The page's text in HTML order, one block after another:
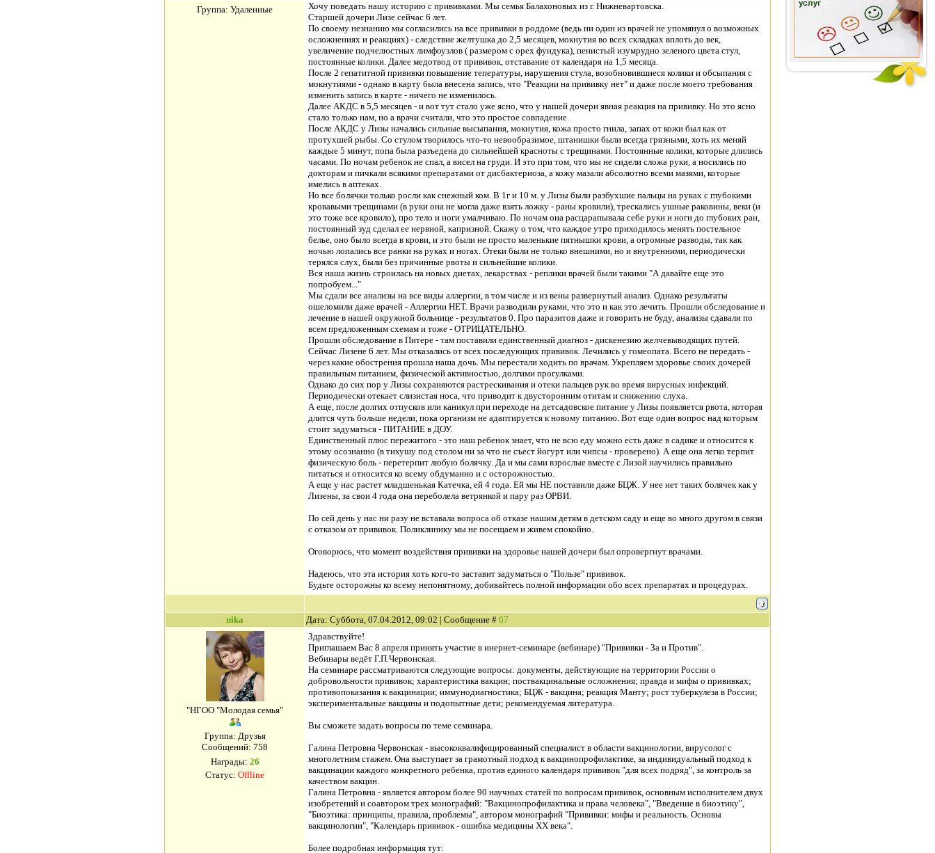
Группа: Удаленные
Хочу поведать нашу историю с прививками. Мы семья Балахоновых из г. Нижневартовска.
Старшей дочери Лизе сейчас 6 лет.
По своему незнанию мы согласились на все прививки в роддоме (ведь ни один из врачей не упомянул о возможных
осложнениях и реакциях) - следствие желтушка до 2,5 месяцев, мокнутия во всех складках вплоть до век,
увеличение подчелюстных лимфоузлов ( размером с орех фундука), пенистый изумрудно зеленого цвета стул,
постоянные колики. Далее медотвод от прививок, отставание от календаря на 1,5 месяца.
После 2 гепатитной прививки повышение тепературы, нарушения стула, возобновившиеся колики и обсыпания с
мокнутиями - однако в карту была внесена запись, что "Реакции на прививку нет" и даже после моего требования
изменить запись в карте - ничего не изменилось.
Далее АКДС в 5,5 месяцев - и вот тут стало уже ясно, что у нашей дочери явная реакция на прививку. Но это ясно
стало только нам, но а врачи считали, что это простое совпадение.
После АКДС у Лизы начались сильные высыпания, мокнутия, кожа просто гнила, запах от кожи был как от
протухшей рыбы. Со стулом творилось что-то невообразимое, штанишки были всегда грязными, хоть их меняй
каждые 5 минут, попа была разъедена до сильнейшей красноты с трещинами. Постоянные колики, которые длились
часами. По ночам ребенок не спал, а висел на груди. И это при том, что мы не сидели сложа руки, а носились по
докторам и пичкали всякими препаратами от дисбактериоза, а кожу мазали абсолютно всеми мазями, которые
имелись в аптеках.
Но все болячки только росли как снежный ком. В 1г и 10 м. у Лизы были разбухшие пальцы на руках с глубокими
кровавыми трещинами (в руки она не могла даже взять ложку - раны кровили), трескались ушные раковины, веки (и
это тоже все кровило), про тело и ноги умалчиваю. По ночам она расцарапывала себе руки и ноги до глубоких ран,
постоянный зуд сделал ее нервной, капризной. Скажу о том, что каждое утро приходилось менять постельное
белье, оно было всегда в крови, и это были не просто маленькие пятнышки крови, а огромные разводы, так как
ночью лопались все ранки на руках и ногах. Отеки были не только внешними, но и внутренними, периодически
терялся слух, были без причинные рвоты и сильнейшие колики.
Вся наша жизнь строилась на новых диетах, лекарствах - реплики врачей были такими "А давайте еще это
попробуем..."
Мы сдали все анализы на все виды аллергии, в том числе и из вены развернутый анализ. Однако результаты
ошеломили даже врачей - Аллергии НЕТ. Врачи разводили руками, что это и как это лечить. Прошли обследование и
лечение в нашей окружной больнице - результатов 0. Про паразитов даже и говорить не буду, анализы сдавали по
всем предложенным схемам и тоже - ОТРИЦАТЕЛЬНО.
Прошли обследование в Питере - там поставили единственный диагноз - дискенезию желчевыводящих путей.
Сейчас Лизене 6 лет. Мы отказались от всех последующих прививок. Лечились у гомеопата. Всего не передать -
через какие обострения прошла наша дочь. Мы перестали ходить по врачам. Укрепляем здоровье своих дочерей
правильным питанием, физической активностью, долгими прогулками.
Однако до сих пор у Лизы сохраняются растрескивания и отеки пальцев рук во время вирусных инфекций.
Периодически отекает слизистая носа, что приводит к двусторонним отитам и снижению слуха.
А еще, после долгих отпусков или каникул при переходе на детсадовское питание у Лизы появляется рвота, которая
длится чуть больше недели, пока организм не адаптируется к новому питанию. Вот еще один вопрос над которым
стоит задуматься - ПИТАНИЕ в ДОУ.
Единственный плюс пережитого - это наш ребенок знает, что не всю еду можно есть даже в садике и относится к
этому осознанно (в тихушу под столом ни за что не съест йогурт или чипсы - проверено). А еще она легко терпит
физическую боль - перетерпит любую болячку. Да и мы сами взрослые вместе с Лизой научились правильно
питаться и относится ко всему обдуманно и с осторожностью.
А еще у нас растет младшенькая Катечка, ей 4 года. Ей мы НЕ поставили даже БЦЖ. У нее нет таких болячек как у
Лизены, за свои 4 года она переболела ветрянкой и пару раз ОРВИ.
По сей день у нас ни разу не вставала вопроса об отказе нашим детям в детском саду и еще во много другом в связи
с отказом от прививок. Поликлинику мы не посещаем и живем спокойно.
Оговорюсь, что момент воздействия прививки на здоровье нашей дочери был опровергнут врачами.
Надеюсь, что эта история хоть кого-то заставит задуматься о "Пользе" прививок.
Будьте осторожны ко всему непонятному, добивайтесь полной информации обо всех препаратах и процедурах.
nika Дата: Суббота, 07.04.2012, 09:02 | Сообщение # 67
"НГОО "Молодая семья"
Группа: Друзья
Сообщений: 758
Награды: 26
Статус: Offline
Здравствуйте!
Приглашаем Вас 8 апреля принять участие в инернет-семинаре (вебинаре) "Прививки - За и Против".
Вебинары ведёт Г.П.Червонская.
На семинаре рассматриваются следующие вопросы: документы, действующие на территории России о
добровольности прививок; характеристика вакцин; поствакцинальные осложнения; правда и мифы о прививках;
противопоказания к вакцинации; иммунодиагностика; БЦЖ - вакцина; реакция Манту; рост туберкулеза в России;
экспериментальные вакцины и подопытные дети; рекомендуемая литература.
Вы сможете задать вопросы по теме семинара.
Галина Петровна Червонская - высококвалифицированный специалист в области вакцинологии, вирусолог с
многолетним стажем. Она выступает за грамотный подход к вакцинопрофилактике, за индивидуальный подход к
вакцинации каждого конкретного ребенка, против единого календаря прививок "для всех подряд", за контроль за
качеством вакцин.
Галина Петровна - является автором более 90 научных статей по вопросам прививок, основным исполнителем двух
изобретений и соавтором трех монографий: "Вакцинопрофилактика и права человека", "Введение в биоэтику",
"Биоэтика: принципы, правила, проблемы", автором монографий "Прививки: мифы и реальность. Основы
вакцинологии", "Календарь прививок - ошибка медицины ХХ века".
Более подробная информация тут: